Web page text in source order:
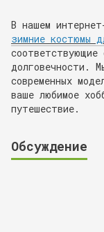
В нашем
зимние костюмы
соответствующие
долговечности.
современных
ваше любимое
путешествие.
Обсуждение